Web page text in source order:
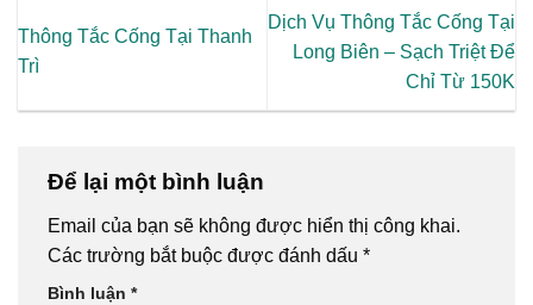
Thông Tắc Cống Tại Thanh
Trì
Dịch Vụ Thông Tắc Cống Tại
Long Biên – Sạch Triệt Để
Chỉ Từ 150K
Để lại một bình luận
Email của bạn sẽ không được hiển thị công khai.
Các trường bắt buộc được đánh dấu *
Bình luận *